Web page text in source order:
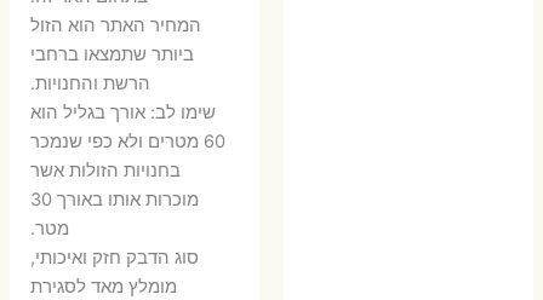
9 ₪.
6 ₪.המחיר האתר הוא הזול
ביותר שתמצאו ברחבי
הרשת והחנויות.
שימו לב: אורך בגליל הוא
60 מטרים ולא כפי שנמכר
בחנויות הזולות אשר
מוכרות אותו באורך 30
מטר.
סוג הדבק חזק ואיכותי,
מומלץ מאד לסגירת